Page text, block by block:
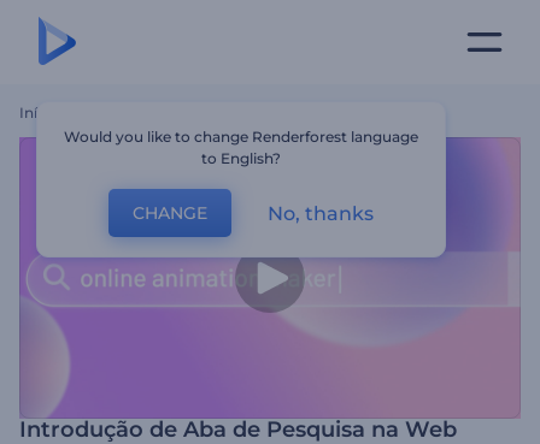
Início
Introdução de Aba de Pesquisa na Web
Would you like to change Renderforest language
to English?
CHANGE No, thanks